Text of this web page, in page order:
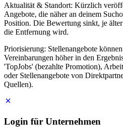
Aktualität & Standort: Kürzlich
Angebote, die näher an deinem
Position. Die Bewertung sinkt, je
die Entfernung wird.
Priorisierung: Stellenangebote
Vereinbarungen höher in den
'TopJobs' (bezahlte Promotion),
oder Stellenangebote von
Quellen).
Login für Unternehmen